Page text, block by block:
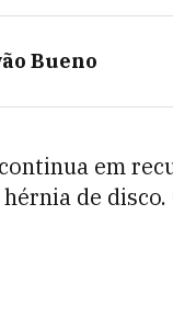
Bueno
em
de